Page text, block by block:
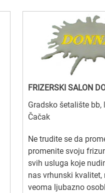
FRIZERSKI SALON
Gradsko šetalište bb,
Čačak
Ne trudite se da
promenite svoju
svih usluga koje
nas vrhunski kvalitet,
veoma ljubazno